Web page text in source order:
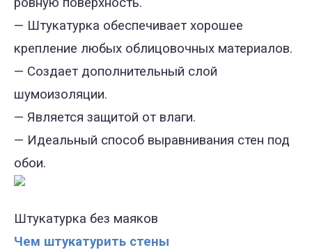
— Штукатурка обеспечивает хорошее
крепление любых облицовочных материалов.
— Создает дополнительный слой
шумоизоляции.
— Является защитой от влаги.
— Идеальный способ выравнивания стен под
обои.
Штукатурка без маяков
Чем штукатурить стены